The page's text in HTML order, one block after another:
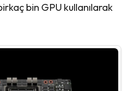
bin GPU kullanılarak